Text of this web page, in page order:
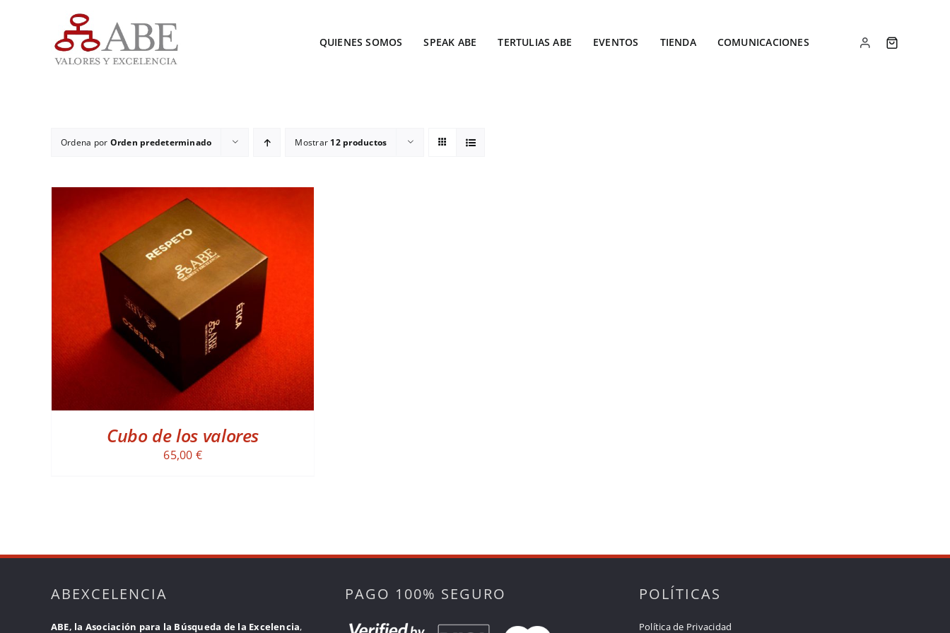
contenido
QUIENES SOMOS SPEAK ABE TERTULIAS ABE EVENTOS TIENDA COMUNICACIONES
Ordena por Orden predeterminado Mostrar 12 productos
ADD TO CART DETALLES
Cubo de los valores
65,00 €
ABEXCELENCIA
ABE, la Asociación para la Búsqueda de la Excelencia,
PAGO 100% SEGURO POLÍTICAS
Política de Privacidad